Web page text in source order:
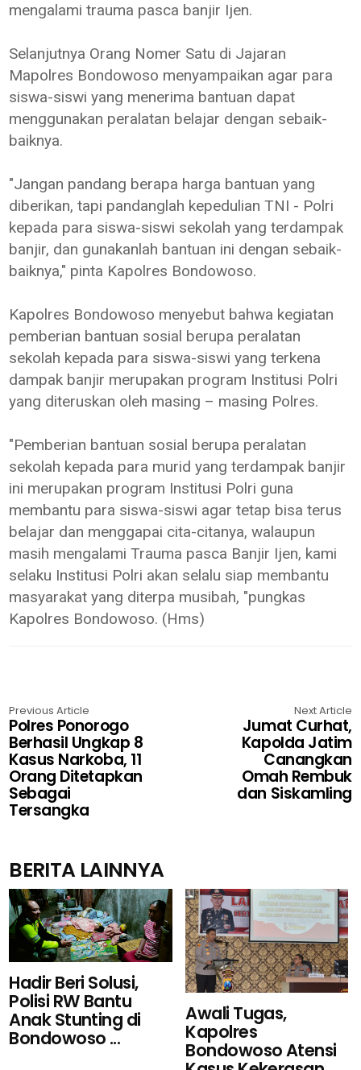
mengalami trauma pasca banjir Ijen.
Selanjutnya Orang Nomer Satu di Jajaran
Mapolres Bondowoso menyampaikan agar para
siswa-siswi yang menerima bantuan dapat
menggunakan peralatan belajar dengan sebaik-
baiknya.
"Jangan pandang berapa harga bantuan yang
diberikan, tapi pandanglah kepedulian TNI - Polri
kepada para siswa-siswi sekolah yang terdampak
banjir, dan gunakanlah bantuan ini dengan sebaik-
baiknya," pinta Kapolres Bondowoso.
Kapolres Bondowoso menyebut bahwa kegiatan
pemberian bantuan sosial berupa peralatan
sekolah kepada para siswa-siswi yang terkena
dampak banjir merupakan program Institusi Polri
yang diteruskan oleh masing – masing Polres.
"Pemberian bantuan sosial berupa peralatan
sekolah kepada para murid yang terdampak banjir
ini merupakan program Institusi Polri guna
membantu para siswa-siswi agar tetap bisa terus
belajar dan menggapai cita-citanya, walaupun
masih mengalami Trauma pasca Banjir Ijen, kami
selaku Institusi Polri akan selalu siap membantu
masyarakat yang diterpa musibah, "pungkas
Kapolres Bondowoso. (Hms)
Previous Article
Polres Ponorogo
Berhasil Ungkap 8
Kasus Narkoba, 11
Orang Ditetapkan
Sebagai
Tersangka
Next Article
Jumat Curhat,
Kapolda Jatim
Canangkan
Omah Rembuk
dan Siskamling
BERITA LAINNYA
Hadir Beri Solusi,
Polisi RW Bantu
Anak Stunting di
Bondowoso ...
Awali Tugas,
Kapolres
Bondowoso Atensi